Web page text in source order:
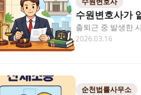
수원변호사가
출퇴근 중 발생한
글에서는 산재 인정…
2026.03.16
순천법률사무소